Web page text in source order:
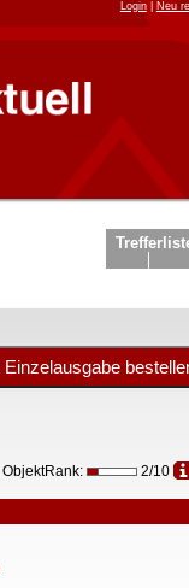
Login| Neu
ObjektRank: 2/10